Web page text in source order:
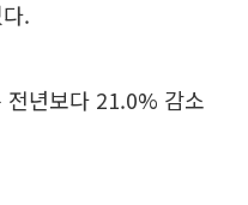
.
전년보다 21.0% 감소